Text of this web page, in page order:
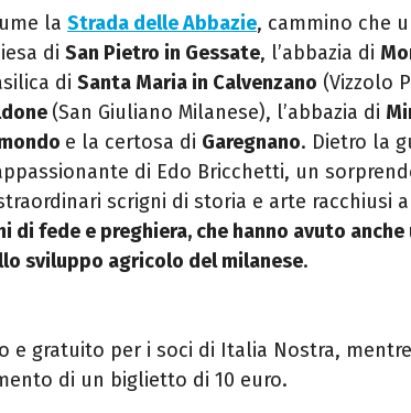
la Strada delle Abbazie, cammino che
di San Pietro in Gessate, l’abbazia di
di Santa Maria in Calvenzano (Vizzolo
(San Giuliano Milanese), l’abbazia di
e la certosa di Garegnano. Dietro la
di Edo Bricchetti, un
scrigni di storia e arte racchiusi
di fede e preghiera, che hanno avuto anche
sviluppo agricolo del milanese.
e gratuito per i soci di Italia Nostra,
di un biglietto di 10 euro.